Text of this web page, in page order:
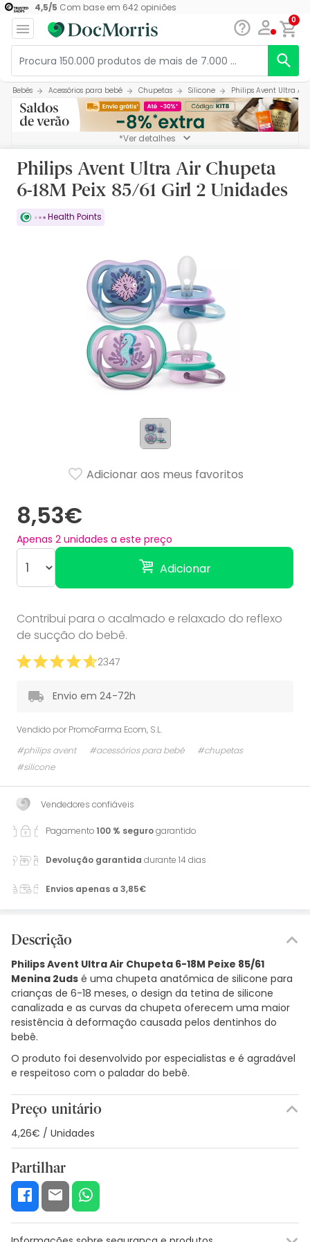
4,5/5 Com base em 642opiniões
0
Bebés Acessórios para bebé Chupetas Silicone Philips Avent Ultra Air
*Ver detalhes
Philips Avent Ultra Air Chupeta
6-18M Peix 85/61 Girl 2 Unidades
Health Points
8,53€
Apenas 2 unidades a este preço
Adicionar
Adicionar aos meus favoritos
Contribui para o acalmado e relaxado do reflexo
de sucção do bebê.
2347
Envio em 24-72h
Vendido por PromoFarma Ecom, S.L.
#philips avent
#acessórios para bebé
#chupetas
#silicone
Vendedores confiáveis
Pagamento100 % segurogarantido
Devolução garantida durante 14 dias
Envios apenas a 3,85€
Descrição
Philips Avent Ultra Air Chupeta 6-18M Peixe 85/61
Menina 2uds é uma chupeta anatômica de silicone para
crianças de 6-18 meses, o design da tetina de silicone
canalizada e as curvas da chupeta oferecem uma maior
resistência à deformação causada pelos dentinhos do
bebê.
O produto foi desenvolvido por especialistas e é agradável
e respeitoso com o paladar do bebê.
Preço unitário
4,26€ / Unidades
Partilhar